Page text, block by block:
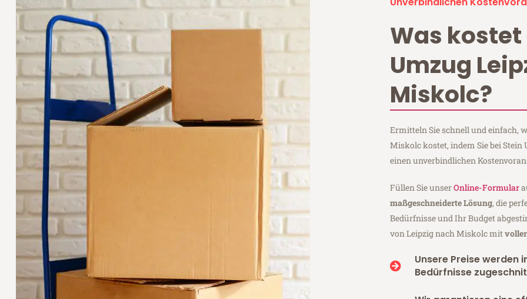
Was kostet
Umzug
Miskolc?
Ermitteln Sie schnell und einfach,
Miskolc kostet, indem Sie bei Stein
einen unverbindlichen
Füllen Sie unserOnline-Formular
maßgeschneiderte Lösung, die
Bedürfnisse und Ihr Budget
von Leipzig nach Miskolc mit
Unsere Preise werden
Bedürfnisse